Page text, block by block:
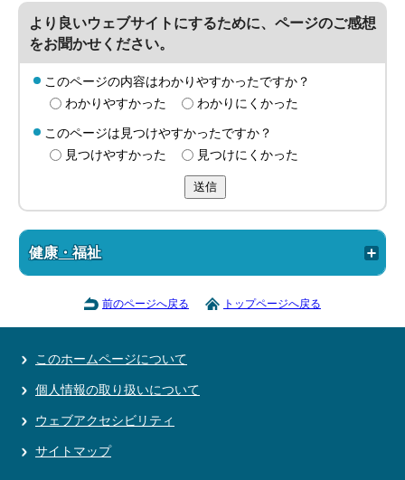
より良いウェブサイトにするために、ページのご感想
をお聞かせください。
このページの内容はわかりやすかったですか？
わかりやすかった
わかりにくかった
このページは見つけやすかったですか？
見つけやすかった
見つけにくかった
送信
健康・福祉
前のページへ戻る トップページへ戻る
このホームページについて
個人情報の取り扱いについて
ウェブアクセシビリティ
サイトマップ